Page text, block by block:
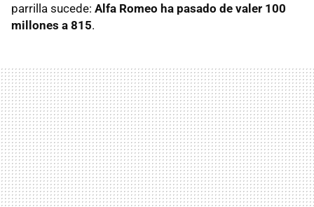
parrilla sucede: Alfa Romeo ha pasado de valer 100
millones a 815.